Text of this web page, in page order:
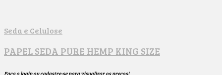
Seda e Celulose
PAPEL SEDA PURE HEMP KING SIZE
Faça o login ou cadastre-se para visualizar os preços!